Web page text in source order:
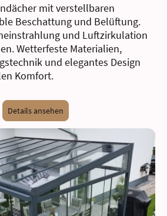
mit verstellbaren
Beschattung und Belüftung.
und Luftzirkulation
Wetterfeste Materialien,
und elegantes Design
Komfort.
Details ansehen